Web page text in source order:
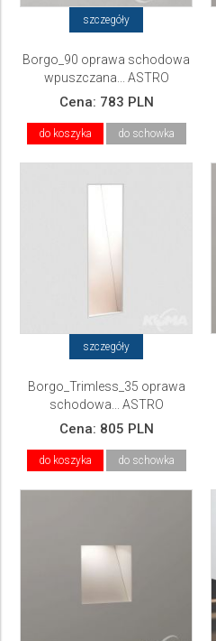
szczegóły
Borgo_90 oprawa schodowa
wpuszczana... ASTRO
Cena: 783 PLN
do koszyka do schowka
szczegóły
Borgo_Trimless_35 oprawa
schodowa... ASTRO
Cena: 805 PLN
do koszyka do schowka